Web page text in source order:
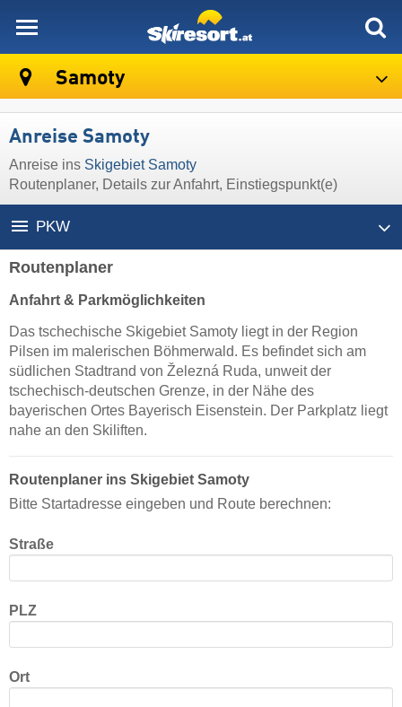
Samoty
Anreise Samoty
Anreise ins Skigebiet Samoty
Routenplaner, Details zur Anfahrt, Einstiegspunkt(e)
PKW
Routenplaner
Anfahrt & Parkmöglichkeiten
Das tschechische Skigebiet Samoty liegt in der Region
Pilsen im malerischen Böhmerwald. Es befindet sich am
südlichen Stadtrand von Železná Ruda, unweit der
tschechisch-deutschen Grenze, in der Nähe des
bayerischen Ortes Bayerisch Eisenstein. Der Parkplatz liegt
nahe an den Skiliften.
Routenplaner ins Skigebiet Samoty
Bitte Startadresse eingeben und Route berechnen:
Straße
PLZ
Ort